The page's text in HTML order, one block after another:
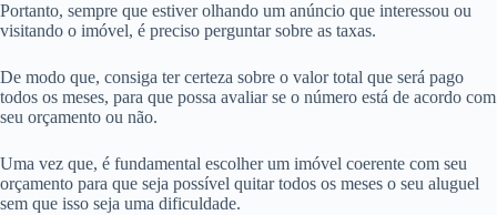
Portanto, sempre que estiver olhando um anúncio que interessou ou
visitando o imóvel, é preciso perguntar sobre as taxas.
De modo que, consiga ter certeza sobre o valor total que será pago
todos os meses, para que possa avaliar se o número está de acordo com
seu orçamento ou não.
Uma vez que, é fundamental escolher um imóvel coerente com seu
orçamento para que seja possível quitar todos os meses o seu aluguel
sem que isso seja uma dificuldade.